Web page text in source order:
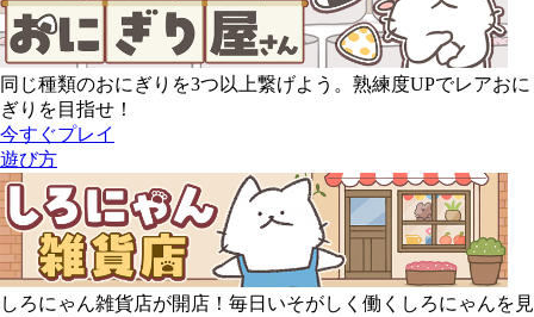
同じ種類のおにぎりを3つ以上繋げよう。熟練度UPでレアおに
ぎりを目指せ！
今すぐプレイ
遊び方
しろにゃん雑貨店が開店！毎日いそがしく働くしろにゃんを見